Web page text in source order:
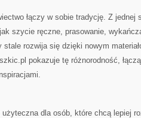
łączy w sobie tradycję. Z jednej
szycie ręczne, prasowanie,
stale rozwija się dzięki nowym
pokazuje tę różnorodność,
dla osób, które chcą lepiej